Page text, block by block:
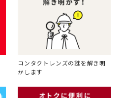
コンタクトレンズの謎を解き明
かします